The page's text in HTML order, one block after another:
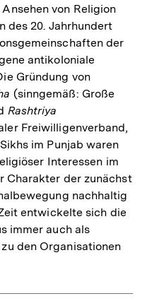
von Religion
des 20. Jahrhundert
der
antikoloniale
Gründung von
(sinngemäß: Große
Rashtriya
Freiwilligenverband,
im Punjab waren
Interessen im
Charakter der zunächst
nachhaltig
entwickelte sich die
immer auch als
den Organisationen